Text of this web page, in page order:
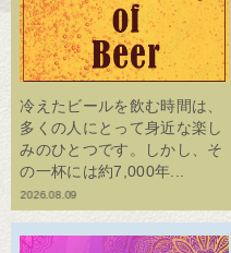
冷えたビールを飲む時間は、
多くの人にとって身近な楽し
みのひとつです。しかし、そ
の一杯には約7,000年...
2026.08.09